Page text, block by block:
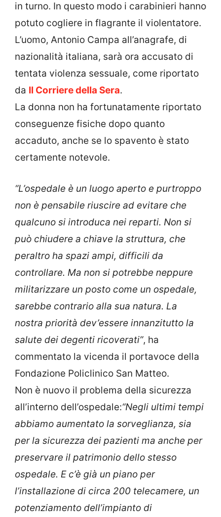
in turno. In questo modo i carabinieri hanno
potuto cogliere in flagrante il violentatore.
L’uomo, Antonio Campa all’anagrafe, di
nazionalità italiana, sarà ora accusato di
tentata violenza sessuale, come riportato
da Il Corriere della Sera.
La donna non ha fortunatamente riportato
conseguenze fisiche dopo quanto
accaduto, anche se lo spavento è stato
certamente notevole.
“L’ospedale è un luogo aperto e purtroppo
non è pensabile riuscire ad evitare che
qualcuno si introduca nei reparti. Non si
può chiudere a chiave la struttura, che
peraltro ha spazi ampi, difficili da
controllare. Ma non si potrebbe neppure
militarizzare un posto come un ospedale,
sarebbe contrario alla sua natura. La
nostra priorità dev’essere innanzitutto la
salute dei degenti ricoverati”, ha
commentato la vicenda il portavoce della
Fondazione Policlinico San Matteo.
Non è nuovo il problema della sicurezza
all’interno dell’ospedale:“Negli ultimi tempi
abbiamo aumentato la sorveglianza, sia
per la sicurezza dei pazienti ma anche per
preservare il patrimonio dello stesso
ospedale. E c’è già un piano per
l’installazione di circa 200 telecamere, un
potenziamento dell’impianto di